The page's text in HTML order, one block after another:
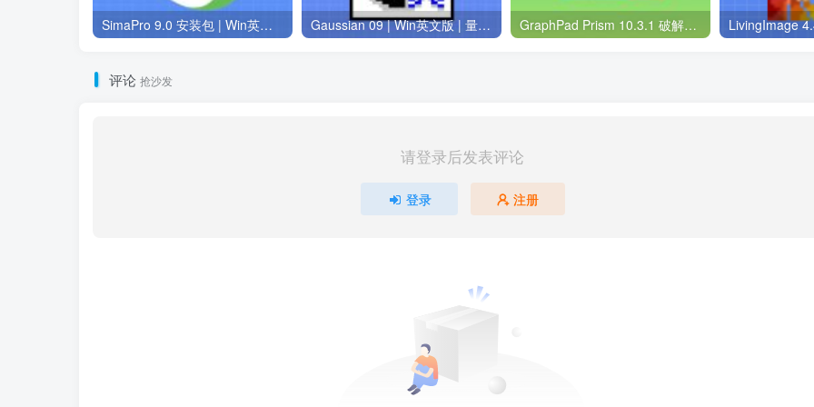
SimaPro 9.0 安装包 | Win英文版 | 生命周期评估软件 | 安装教程 Gaussian 09 | Win英文版 | 量子化学软件 | 安装教程 GraphPad Prism 10.3.1 破解版安装包 | Mac英文版 | 科研绘图软件 | 安装教程
评论 抢沙发
请登录后发表评论
登录 注册